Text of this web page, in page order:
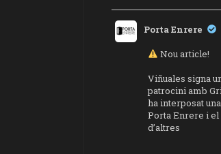
Porta Enrere
Nou article!
Viñuales signa
patrocini amb
ha interposat
Porta Enrere i el
d’altres